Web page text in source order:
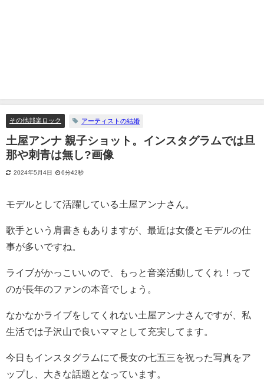
その他邦楽ロック アーティストの結婚
土屋アンナ 親子ショット。インスタグラムでは旦
那や刺青は無し?画像
2024年5月4日 6分42秒
モデルとして活躍している土屋アンナさん。
歌手という肩書きもありますが、最近は女優とモデルの仕
事が多いですね。
ライブがかっこいいので、もっと音楽活動してくれ！って
のが長年のファンの本音でしょう。
なかなかライブをしてくれない土屋アンナさんですが、私
生活では子沢山で良いママとして充実してます。
今日もインスタグラムにて長女の七五三を祝った写真をア
ップし、大きな話題となっています。